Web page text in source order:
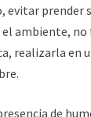
evitar prender
ambiente, no
realizarla en
de